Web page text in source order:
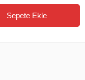
Sepete Ekle